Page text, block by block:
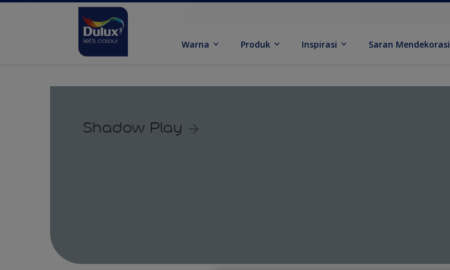
Warna Produk Inspirasi Saran Mendekorasi
Shadow Play